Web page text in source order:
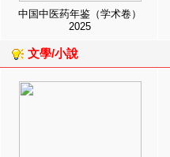
中国中医药年鉴（学术卷）
2025
文學/小說